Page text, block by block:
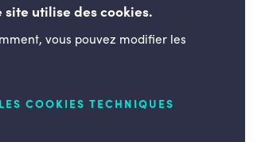
utilise des cookies.
vous pouvez modifier les
COOKIES TECHNIQUES